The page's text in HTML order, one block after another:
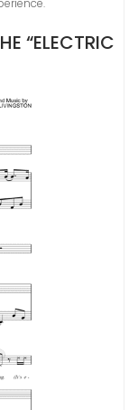
“ELECTRIC